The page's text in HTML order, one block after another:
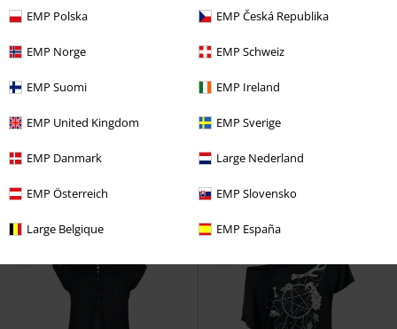
EMP Polska EMP Česká Republika
EMP Norge EMP Schweiz
EMP Suomi EMP Ireland
EMP United Kingdom EMP Sverige
EMP Danmark Large Nederland
EMP Österreich EMP Slovensko
Large Belgique EMP España
Adviesprijs vanaf
Hetfield Vulture Metallica
shirt
Broken Logo II
shirt